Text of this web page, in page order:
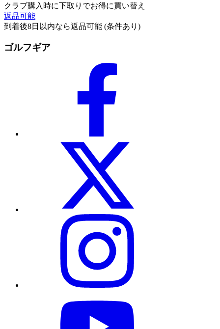
クラブ購入時に下取りでお得に買い替え
返品可能
到着後8日以内なら返品可能 (条件あり)
ゴルフギア